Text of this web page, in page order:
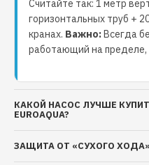
Считайте так: 1 метр
горизонтальных труб +
кранах. Важно:Всегда
работающий на пределе,
КАКОЙ НАСОС ЛУЧШЕ
EUROAQUA?
ЗАЩИТА ОТ «СУХОГО